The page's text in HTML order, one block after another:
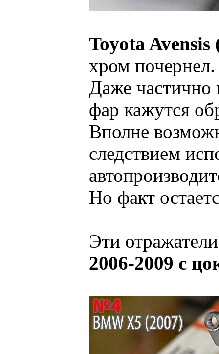
Toyota Avensis
хром
Даже частично
фар кажутся
Вполне
следствием
Но факт
Эти
2006-2009 с